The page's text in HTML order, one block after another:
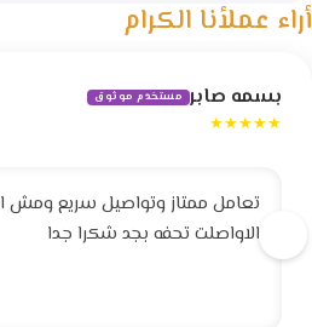
أراء عملأنا الكرام
بسمه صابر مستخدم موثوق
★★★★★
تعامل ممتاز وتواصيل سريع ومش
الاواصلت تحفه بجد شكرا جدا